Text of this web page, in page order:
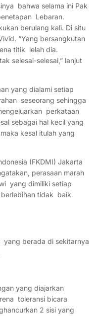
bahwa selama ini Pak
Lebaran.
berulang kali. Di situ
“Yang bersangkutan
titik lelah dia.
selesai-selesai,” lanjut
yang dialami setiap
seseorang sehingga
perkataan
sebagai hal kecil yang
kesal itulah yang
(FKDMI) Jakarta
perasaan marah
yang dimiliki setiap
tidak baik
yang berada di sekitarnya
yang diajarkan
toleransi bicara
2 sisi yang